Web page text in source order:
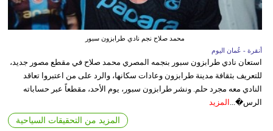
محمد صلاح نجم نادي طرابزون سبور
أنقرة - عُمان اليوم
استعان نادي طرابزون سبور بنجمه المصري محمد صلاح في مقطع مصور جديد،
للتعريف بثقافة مدينة طرابزون وعادات سكانها، والرد على من اعتبروا تعاقد
النادي معه مجرد حلم. ونشر طرابزون سبور، يوم الأحد، مقطعاً عبر حساباته
الرس�... المزيد
المزيد من التحقيقات السياحية